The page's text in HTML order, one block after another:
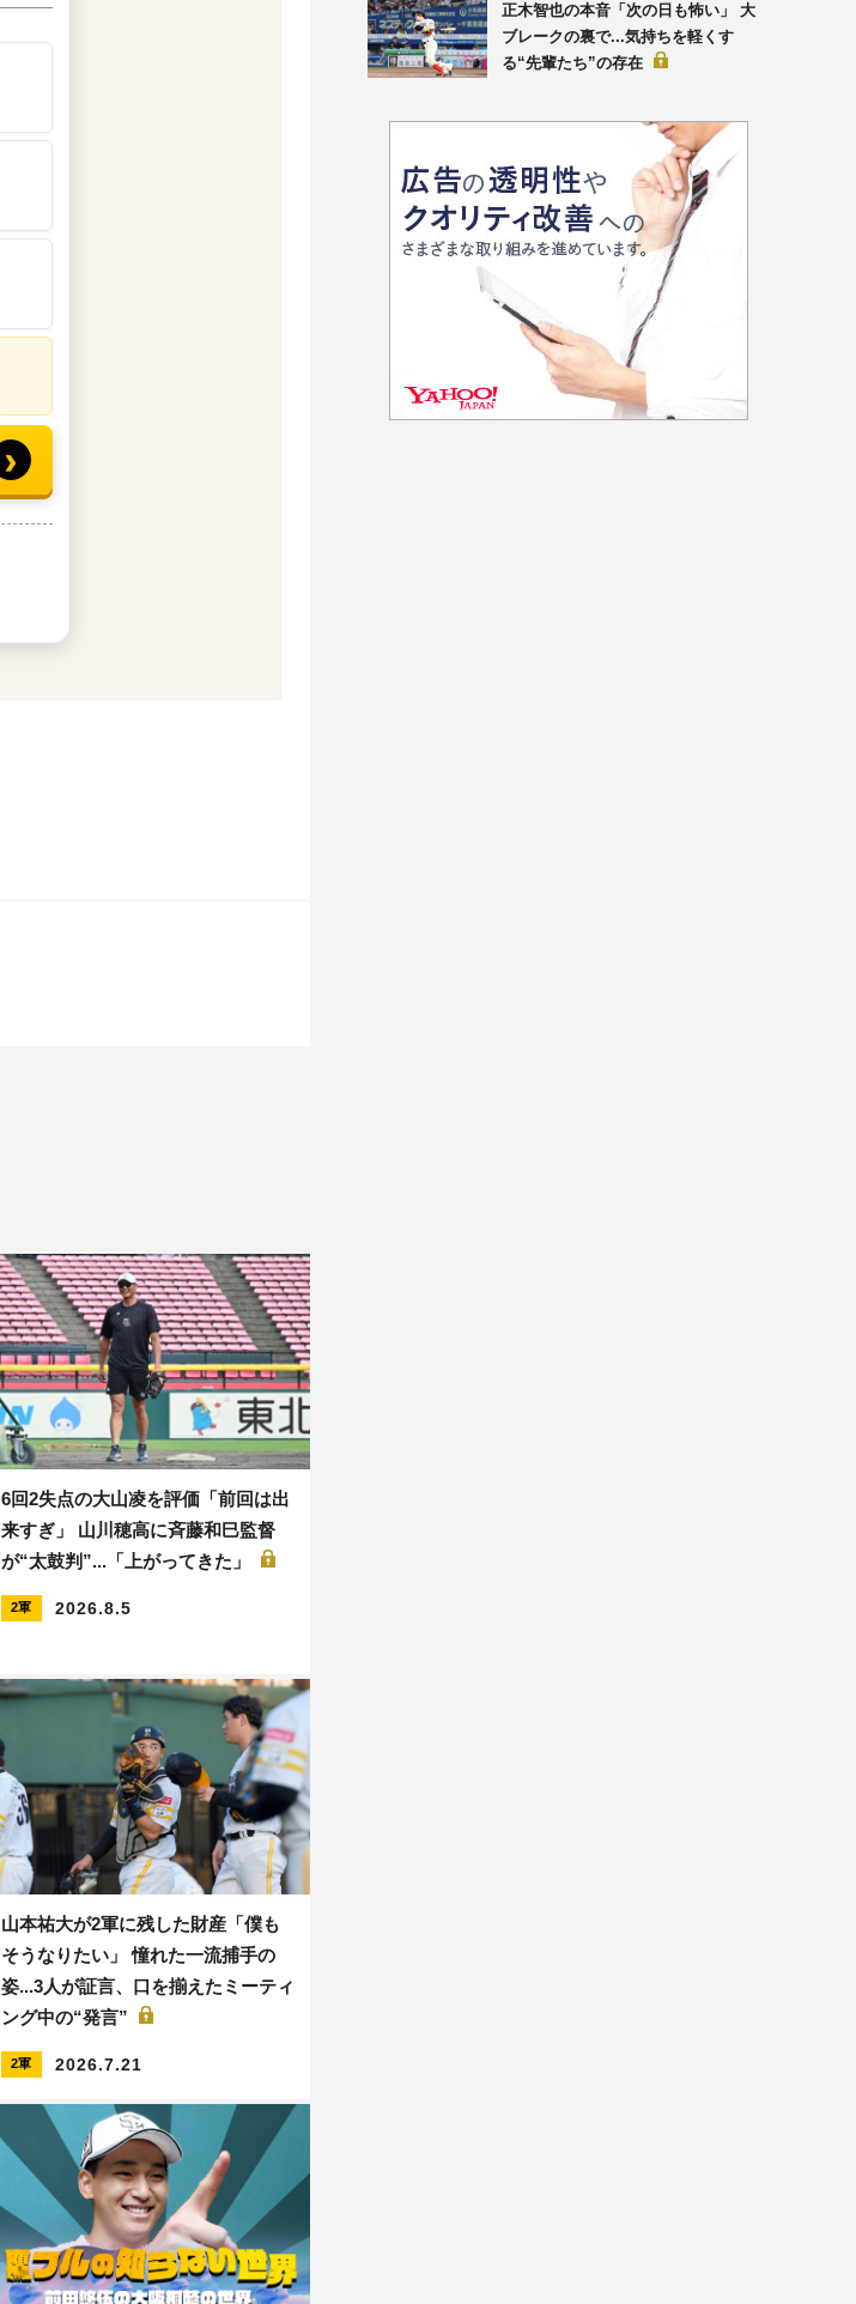
6回2失点の大山凌を評価「前回は出
来すぎ」 山川穂高に斉藤和巳監督
が“太鼓判”...「上がってきた」
2軍 2026.8.5
山本祐大が2軍に残した財産「僕も
そうなりたい」 憧れた一流捕手の
姿...3人が証言、口を揃えたミーティ
ング中の“発言”
2軍 2026.7.21
正木智也の本音「次の日も怖い」 大
ブレークの裏で...気持ちを軽くす
る“先輩たち”の存在